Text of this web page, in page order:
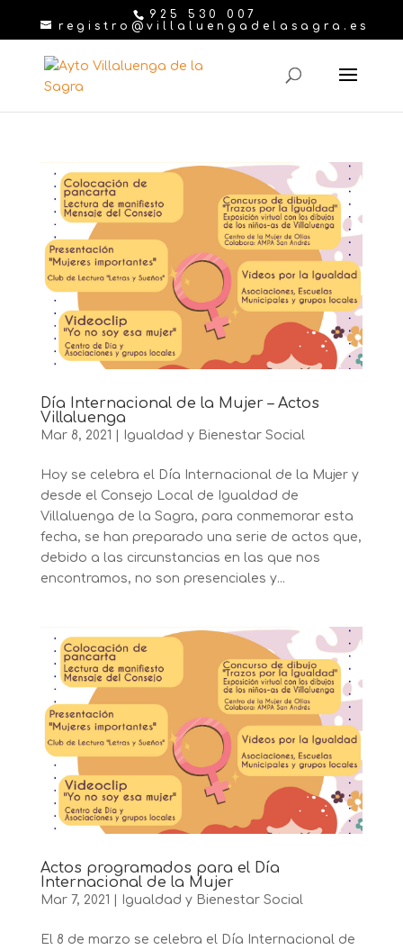
925 530 007
registro@villaluengadelasagra.es
Día Internacional de la Mujer – Actos
Villaluenga
Mar 8, 2021 Igualdad y Bienestar Social
Hoy se celebra el Día Internacional de la Mujer y
desde el Consejo Local de Igualdad de
Villaluenga de la Sagra, para conmemorar esta
fecha, se han preparado una serie de actos que,
debido a las circunstancias en las que nos
encontramos, no son presenciales y...
Actos programados para el Día
Internacional de la Mujer
Mar 7, 2021 Igualdad y Bienestar Social
El 8 de marzo se celebra el Día Internacional de